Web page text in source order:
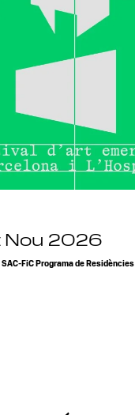
Nou 2026
SAC-FiC Programa de Residències